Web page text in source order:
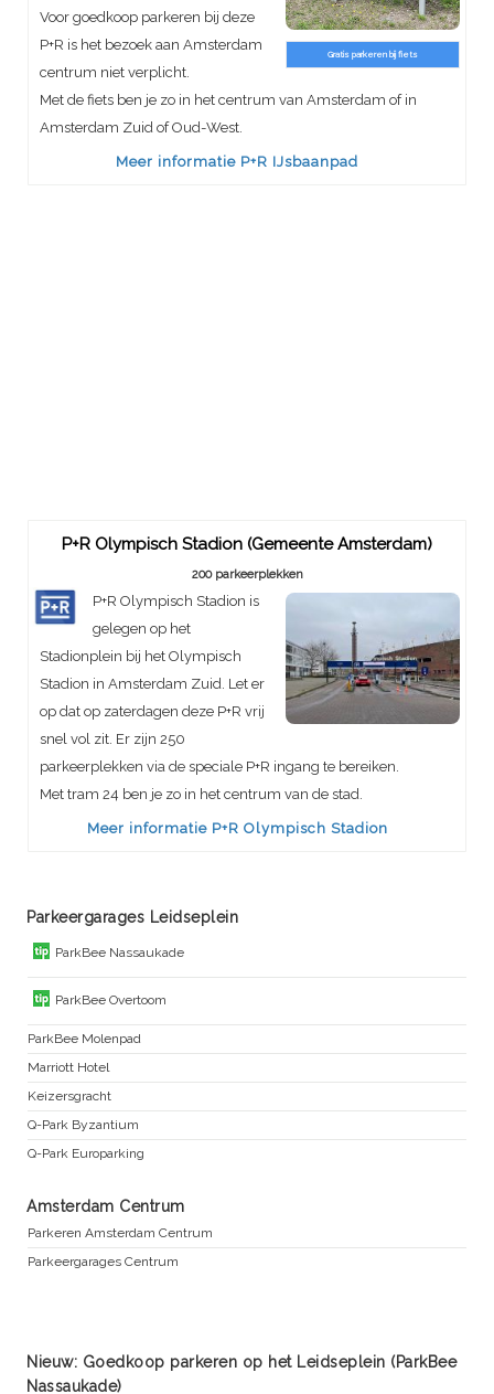
Gratis parkeren bij fiets
Voor goedkoop parkeren bij deze
P+R is het bezoek aan Amsterdam
centrum niet verplicht.
Met de fiets ben je zo in het centrum van Amsterdam of in
Amsterdam Zuid of Oud-West.
Meer informatie P+R IJsbaanpad
P+R Olympisch Stadion (Gemeente Amsterdam)
200 parkeerplekken
P+R Olympisch Stadion is
gelegen op het
Stadionplein bij het Olympisch
Stadion in Amsterdam Zuid. Let er
op dat op zaterdagen deze P+R vrij
snel vol zit. Er zijn 250
parkeerplekken via de speciale P+R ingang te bereiken.
Met tram 24 ben je zo in het centrum van de stad.
Meer informatie P+R Olympisch Stadion
Parkeergarages Leidseplein
ParkBee Nassaukade
ParkBee Overtoom
ParkBee Molenpad
Marriott Hotel
Keizersgracht
Q-Park Byzantium
Q-Park Europarking
Amsterdam Centrum
Parkeren Amsterdam Centrum
Parkeergarages Centrum
Nieuw: Goedkoop parkeren op het Leidseplein (ParkBee
Nassaukade)